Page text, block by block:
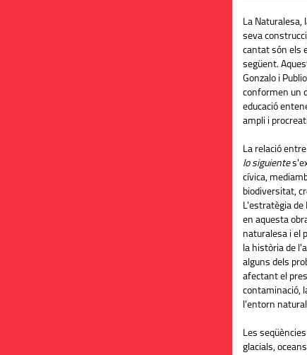
La Naturalesa,
seva
cantat són els
següent.
Gonzalo i
conformen un
educació
ampli i
La relació
lo siguiente
cívica,
biodiversitat,
L'estratègia de
en aquesta
naturalesa i el
la història de
alguns dels
afectant el
contaminació,
l'entorn
Les
glacials,